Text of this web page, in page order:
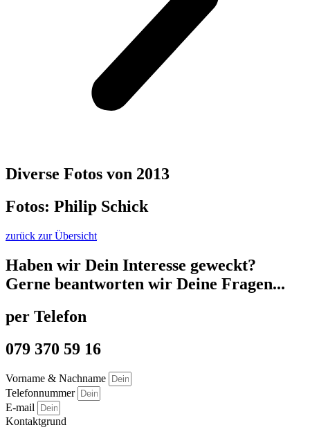
Diverse Fotos von 2013
Fotos: Philip Schick
zurück zur Übersicht
Haben wir Dein Interesse geweckt?
Gerne beantworten wir Deine Fragen...
per Telefon
079 370 59 16
Vorname & Nachname
Telefonnummer
E-mail
Kontaktgrund